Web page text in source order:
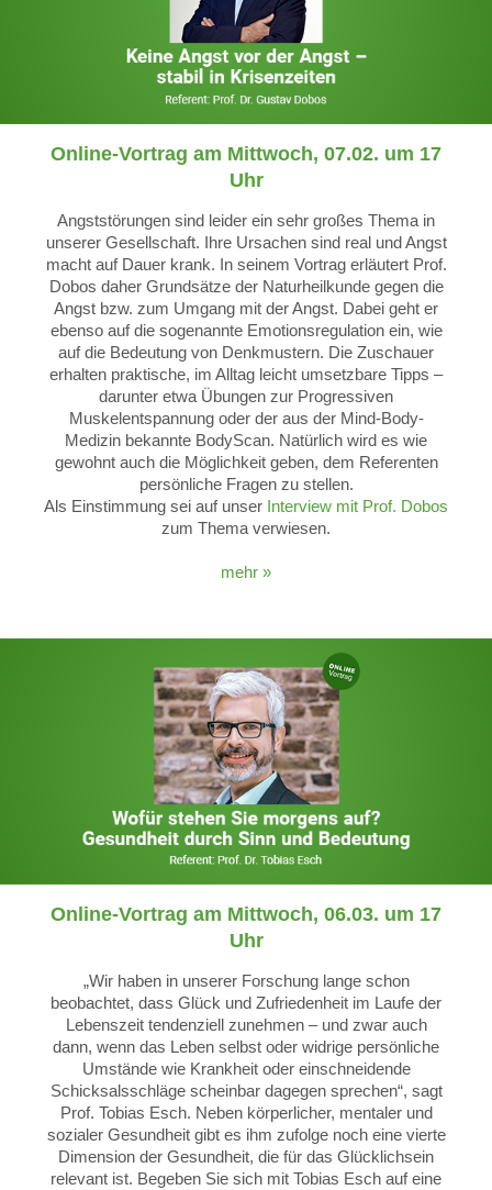
Online-Vortrag am Mittwoch, 07.02. um 17
Uhr
Angststörungen sind leider ein sehr großes Thema in
unserer Gesellschaft. Ihre Ursachen sind real und Angst
macht auf Dauer krank. In seinem Vortrag erläutert Prof.
Dobos daher Grundsätze der Naturheilkunde gegen die
Angst bzw. zum Umgang mit der Angst. Dabei geht er
ebenso auf die sogenannte Emotionsregulation ein, wie
auf die Bedeutung von Denkmustern. Die Zuschauer
erhalten praktische, im Alltag leicht umsetzbare Tipps –
darunter etwa Übungen zur Progressiven
Muskelentspannung oder der aus der Mind-Body-
Medizin bekannte BodyScan. Natürlich wird es wie
gewohnt auch die Möglichkeit geben, dem Referenten
persönliche Fragen zu stellen.
Als Einstimmung sei auf unser Interview mit Prof. Dobos
zum Thema verwiesen.
mehr »
Online-Vortrag am Mittwoch, 06.03. um 17
Uhr
„Wir haben in unserer Forschung lange schon
beobachtet, dass Glück und Zufriedenheit im Laufe der
Lebenszeit tendenziell zunehmen – und zwar auch
dann, wenn das Leben selbst oder widrige persönliche
Umstände wie Krankheit oder einschneidende
Schicksalsschläge scheinbar dagegen sprechen“, sagt
Prof. Tobias Esch. Neben körperlicher, mentaler und
sozialer Gesundheit gibt es ihm zufolge noch eine vierte
Dimension der Gesundheit, die für das Glücklichsein
relevant ist. Begeben Sie sich mit Tobias Esch auf eine